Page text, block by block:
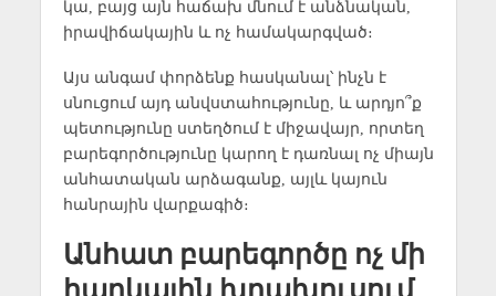
կա, բայց այն հաճախ մնում է անձնական,
իրավիճակային և ոչ համակարգված։
Այս անգամ փորձենք հասկանալ՝ ինչն է
սնուցում այդ անվստահությունը, և արդյո՞ք
պետությունը ստեղծում է միջավայր, որտեղ
բարեգործությունը կարող է դառնալ ոչ միայն
անհատական արձագանք, այլև կայուն
հանրային վարքագիծ։
Անհատ բարեգործը ոչ մի
հարկային խրախուսում